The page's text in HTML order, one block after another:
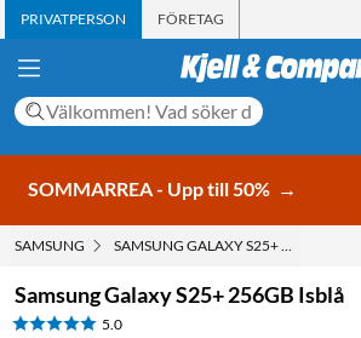
PRIVATPERSON FÖRETAG
SOMMARREA - Upp till 50% →
SAMSUNG SAMSUNG GALAXY S25+ 256GB ISBLÅ
Samsung Galaxy S25+ 256GB Isblå
5.0